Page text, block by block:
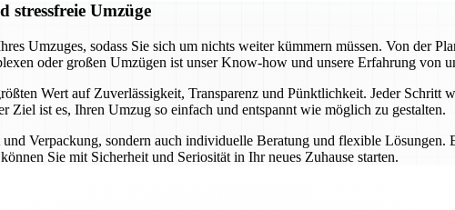
stressfreie Umzüge
Umzuges, sodass Sie sich um nichts weiter kümmern müssen. Von der
oder großen Umzügen ist unser Know-how und unsere Erfahrung von
Wert auf Zuverlässigkeit, Transparenz und Pünktlichkeit. Jeder Schritt
Ziel ist es, Ihren Umzug so einfach und entspannt wie möglich zu gestalten.
Verpackung, sondern auch individuelle Beratung und flexible Lösungen.
Sie mit Sicherheit und Seriosität in Ihr neues Zuhause starten.